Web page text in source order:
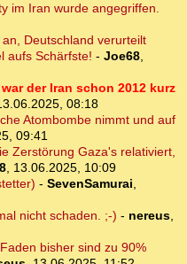
im Iran wurde angegriffen.
Deutschland verurteilt
aufs Schärfste! - Joe68,
der Iran schon 2012 kurz
08:18
Atombombe nimmt und auf
09:41
Zerstörung Gaza's relativiert,
, 13.06.2025, 10:09
- SevenSamurai,
nicht schaden. ;-) - nereus,
bisher sind zu 90%